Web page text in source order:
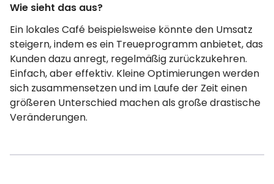
Wie sieht das aus?
Ein lokales Café beispielsweise könnte den Umsatz
steigern, indem es ein Treueprogramm anbietet, das
Kunden dazu anregt, regelmäßig zurückzukehren.
Einfach, aber effektiv. Kleine Optimierungen werden
sich zusammensetzen und im Laufe der Zeit einen
größeren Unterschied machen als große drastische
Veränderungen.